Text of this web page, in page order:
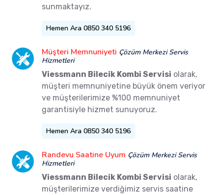
sunmaktayız.
Hemen Ara 0850 340 5196
Müşteri Memnuniyeti Çözüm Merkezi Servis
Hizmetleri
Viessmann Bilecik Kombi Servisi olarak,
müşteri memnuniyetine büyük önem veriyor
ve müşterilerimize %100 memnuniyet
garantisiyle hizmet sunuyoruz.
Hemen Ara 0850 340 5196
Randevu Saatine Uyum Çözüm Merkezi Servis
Hizmetleri
Viessmann Bilecik Kombi Servisi olarak,
müşterilerimize verdiğimiz servis saatine